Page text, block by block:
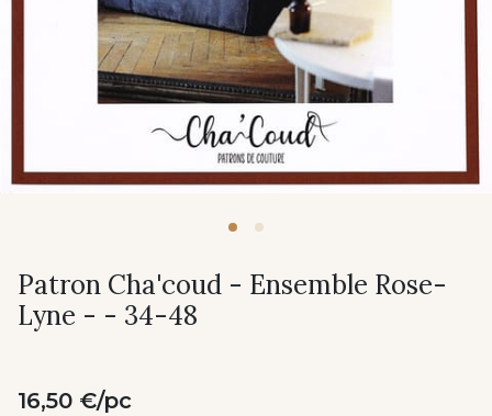
Patron Cha'coud - Ensemble Rose-
Lyne - - 34-48
16,50 €/pc